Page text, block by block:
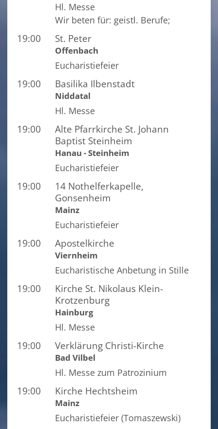
Hl. Messe
Wir beten für: geistl. Berufe;
19:00 St. Peter
Offenbach
Eucharistiefeier
19:00 Basilika Ilbenstadt
Niddatal
Hl. Messe
19:00
Alte Pfarrkirche St. Johann
Baptist Steinheim
Hanau - Steinheim
Eucharistiefeier
19:00
14 Nothelferkapelle,
Gonsenheim
Mainz
Eucharistiefeier
19:00 Apostelkirche
Viernheim
Eucharistische Anbetung in Stille
19:00
Kirche St. Nikolaus Klein-
Krotzenburg
Hainburg
Hl. Messe
19:00 Verklärung Christi-Kirche
Bad Vilbel
Hl. Messe zum Patrozinium
19:00 Kirche Hechtsheim
Mainz
Eucharistiefeier (Tomaszewski)